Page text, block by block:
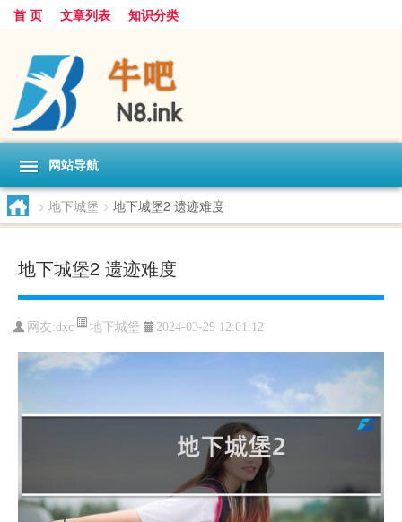
首 页 文章列表 知识分类
网站导航
> 地下城堡 > 地下城堡2 遗迹难度
地下城堡2 遗迹难度
网友:dxc 地下城堡 2024-03-29 12:01:12